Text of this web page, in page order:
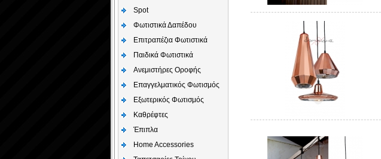
Spot
Φωτιστικά Δαπέδου
Επιτραπέζια Φωτιστικά
Παιδικά Φωτιστικά
Aνεμιστήρες Οροφής
Επαγγελματικός Φωτισμός
Εξωτερικός Φωτισμός
Καθρέφτες
Έπιπλα
Home Accessories